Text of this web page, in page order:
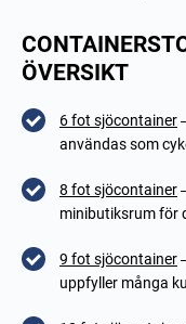
ÖVERSIKT
6 fot sjöcontainer
användas som
8 fot sjöcontainer
minibutiksrum för
9 fot sjöcontainer
uppfyller många